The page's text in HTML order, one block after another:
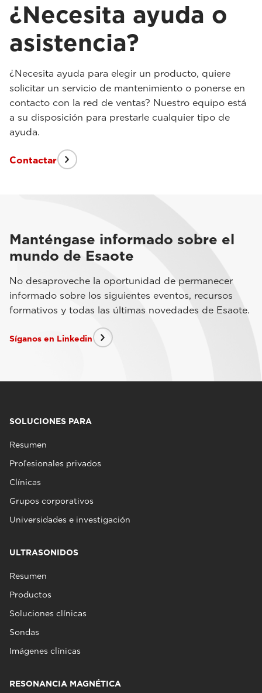
¿Necesita ayuda o
asistencia?
¿Necesita ayuda para elegir un producto, quiere
solicitar un servicio de mantenimiento o ponerse en
contacto con la red de ventas? Nuestro equipo está
a su disposición para prestarle cualquier tipo de
ayuda.
Contactar
Manténgase informado sobre el
mundo de Esaote
No desaproveche la oportunidad de permanecer
informado sobre los siguientes eventos, recursos
formativos y todas las últimas novedades de Esaote.
Síganos en Linkedin
SOLUCIONES PARA
Resumen
Profesionales privados
Clínicas
Grupos corporativos
Universidades e investigación
ULTRASONIDOS
Resumen
Productos
Soluciones clínicas
Sondas
Imágenes clínicas
RESONANCIA MAGNÉTICA